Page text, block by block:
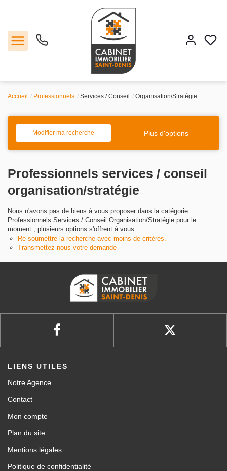
Location
Agence
Contact
Accueil Professionnels Services / Conseil Organisation/Stratégie
Modifier ma recherche Plus d'options
Professionnels services / conseil
organisation/stratégie
Nous n'avons pas de biens à vous proposer dans la catégorie
Professionnels Services / Conseil Organisation/Stratégie pour le
moment , plusieurs options s'offrent à vous :
Re-soumettre la recherche avec moins de critères.
Transmettez-nous votre demande
LIENS UTILES
Notre Agence
Contact
Mon compte
Plan du site
Mentions légales
Politique de confidentialité